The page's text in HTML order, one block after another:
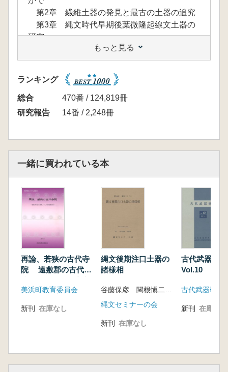
第2章 繊維土器の発見と最古の土器の追究
第3章 縄文時代早期後葉微隆起線文土器の
研究
第2部 縄文時代早期中葉沈線貝殻文土器の研
究
第1章 縄文時代早期中葉沈線貝殻文土器の
諸型式
第2章 縄文時代早期中葉明神裏Ⅲ式土器
第3部 縄文時代早期前葉押型文土器の研究
現期の研究
第1章 旧石器捏造の発覚
第5部 編年研究の行方
第1章 編年研究の現状と課題 東北地方
第2章 東北地方における縄文土器型式と
14C年代 編年研究の行方と今後の課題
附 編 2011.3.11東日本大震災を超えて
2011年地域動向 東北地方
文献解題
跋
索 引
もっと見る
ランキング
総合
470番 / 124,819冊
研究報告
14番 / 2,248冊
一緒に買われている本
再論、若狭の古代寺
院 遠敷郡の古代寺
寺
美浜町教育委員会
新刊 在庫なし
縄文後期注口土器の
諸様相
谷藤保彦 関根愼二 編
縄文セミナーの会
新刊 在庫なし
古代武器研
Vol.10
古代武器研究
新刊 在庫なし